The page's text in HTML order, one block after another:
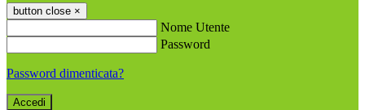
button close ×
Nome Utente
Password
Password dimenticata?